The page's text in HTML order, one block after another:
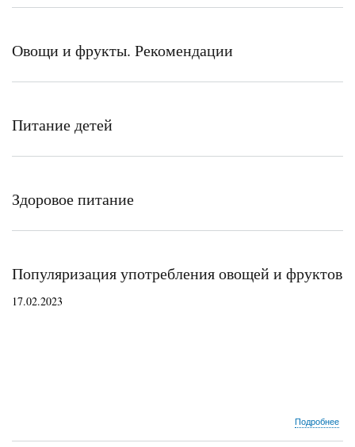
Овощи и фрукты. Рекомендации
Питание детей
Здоровое питание
Популяризация употребления овощей и фруктов
17.02.2023
Подробнеео